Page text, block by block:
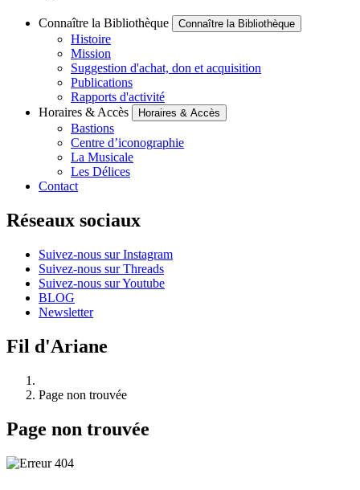
Connaître la Bibliothèque Connaître la Bibliothèque
Histoire
Mission
Suggestion d'achat, don et acquisition
Publications
Rapports d'activité
Horaires & Accès
Horaires & Accès
Bastions
Centre d’iconographie
La Musicale
Les Délices
Contact
Réseaux sociaux
Suivez-nous sur Instagram
Suivez-nous sur Threads
Suivez-nous sur Youtube
BLOG
Newsletter
Fil d'Ariane
Page non trouvée
Page non trouvée